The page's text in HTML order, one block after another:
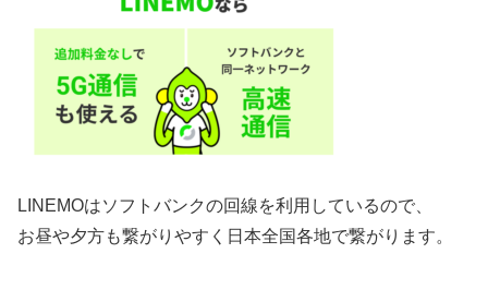
LINEMOはソフトバンクの回線を利用しているので、
お昼や夕方も繋がりやすく日本全国各地で繋がります。